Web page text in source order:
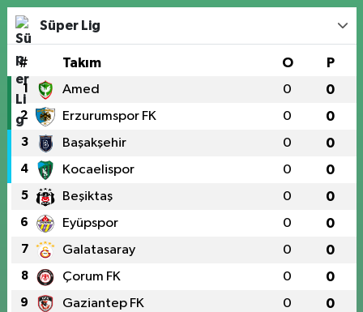
Süper Lig
# Takım O P
1 Amed 0 0
2 Erzurumspor FK 0 0
3 Başakşehir 0 0
4 Kocaelispor 0 0
5 Beşiktaş 0 0
6 Eyüpspor 0 0
7 Galatasaray 0 0
8 Çorum FK 0 0
9 Gaziantep FK 0 0